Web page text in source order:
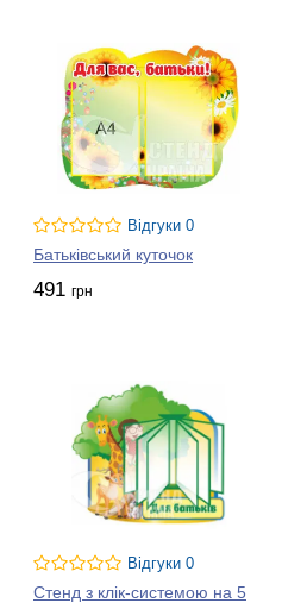
Відгуки 0
Батьківський куточок
491 грн
Відгуки 0
Стенд з клік-системою на 5